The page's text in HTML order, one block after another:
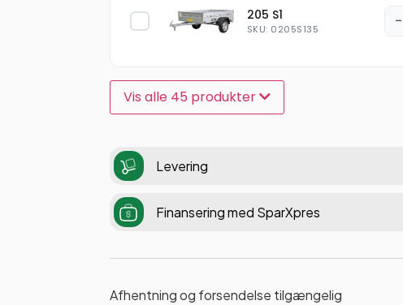
205 S1
SKU: 0205S135 −
Vis alle 45 produkter
Levering
Finansering med SparXpres
Afhentning og forsendelse tilgængelig